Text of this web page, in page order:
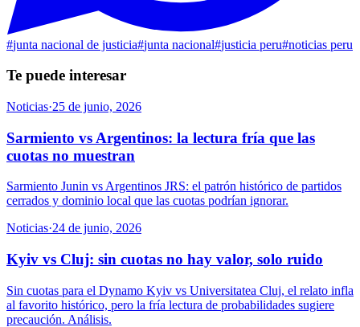
#junta nacional de justicia#junta nacional#justicia peru#noticias peru
Te puede interesar
Noticias·25 de junio, 2026
Sarmiento vs Argentinos: la lectura fría que las
cuotas no muestran
Sarmiento Junin vs Argentinos JRS: el patrón histórico de partidos
cerrados y dominio local que las cuotas podrían ignorar.
Noticias·24 de junio, 2026
Kyiv vs Cluj: sin cuotas no hay valor, solo ruido
Sin cuotas para el Dynamo Kyiv vs Universitatea Cluj, el relato infla
al favorito histórico, pero la fría lectura de probabilidades sugiere
precaución. Análisis.